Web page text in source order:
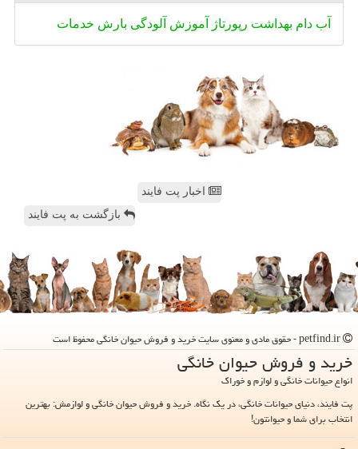
آب دام بهداشت رپورتاژ آموزش آلودگی بارش خدمات
اخبار پت فایند
بازگشت به پت فایند
خرید و فروش حیوان خانگی
انواع حیوانات خانگی و لوازم و خوراک
پت فایند، دنیای حیوانات خانگی، در یک نگاه. خرید و فروش حیوان خانگی و لوازمش: بهترین
انتخاب برای شما و حیوانتون!